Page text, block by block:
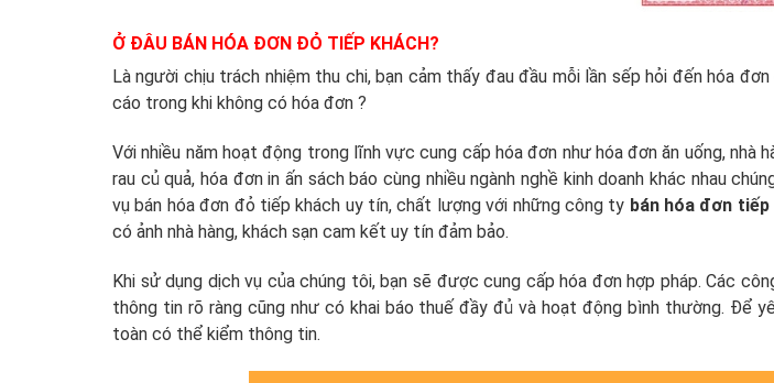
Ở ĐÂU BÁN HÓA ĐƠN ĐỎ TIẾP KHÁCH?
Là người chịu trách nhiệm thu chi, bạn cảm thấy đau đầu mỗi lần sếp hỏi đến hóa
cáo trong khi không có hóa đơn ?
Với nhiều năm hoạt động trong lĩnh vực cung cấp hóa đơn như hóa đơn ăn uống, nhà
rau củ quả, hóa đơn in ấn sách báo cùng nhiều ngành nghề kinh doanh khác nhau
vụ bán hóa đơn đỏ tiếp khách uy tín, chất lượng với những công ty bán hóa đơn tiếp
có ảnh nhà hàng, khách sạn cam kết uy tín đảm bảo.
Khi sử dụng dịch vụ của chúng tôi, bạn sẽ được cung cấp hóa đơn hợp pháp. Các
thông tin rõ ràng cũng như có khai báo thuế đầy đủ và hoạt động bình thường. Để
toàn có thể kiểm thông tin.